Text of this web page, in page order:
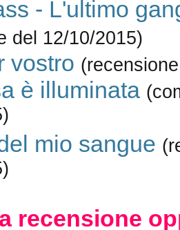
- L'ultimo
del 12/10/2015)
vostro
è illuminata
mio sangue
recensione